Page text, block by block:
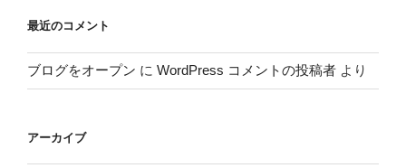
最近のコメント
ブログをオープン に WordPress コメントの投稿者 より
アーカイブ